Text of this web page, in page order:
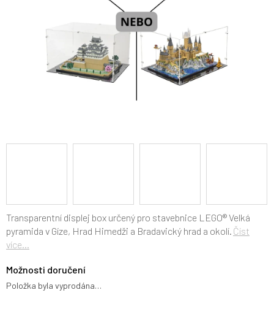
Možnosti doručení
Položka byla vyprodána…
Transparentní displej box určený pro stavebnice LEGO® Velká
pyramida v Gíze, Hrad Himedži a Bradavický hrad a okolí. Číst
více...